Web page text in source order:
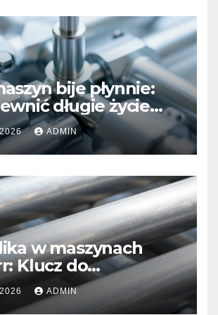
bije płynnie:
długie życie
hydraulicznym
ADMIN
w maszynach
Klucz do
i optymalnej
ADMIN